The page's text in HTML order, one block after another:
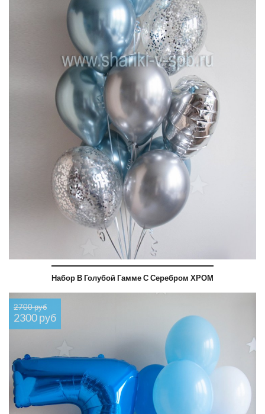
Набор В Голубой Гамме С Серебром ХРОМ
2700 руб
2300 руб